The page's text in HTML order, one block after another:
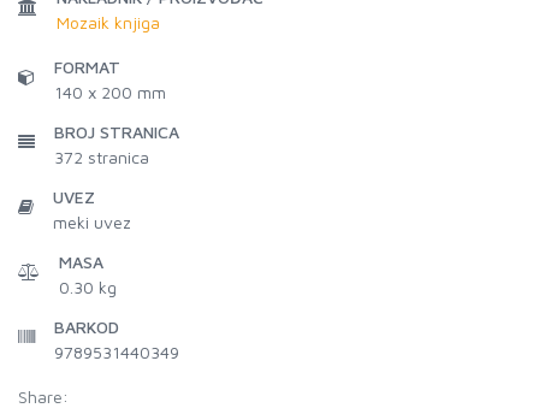
Mozaik knjiga
FORMAT
140 x 200 mm
BROJ STRANICA
372 stranica
UVEZ
meki uvez
MASA
0.30 kg
BARKOD
9789531440349
Share: